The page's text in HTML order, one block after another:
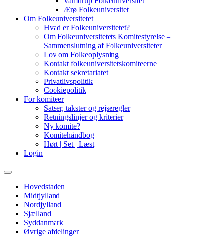
Ærø Folkeuniversitet
Om Folkeuniversitetet
Hvad er Folkeuniversitetet?
Om Folkeuniversitetets Komitestyrelse –
Sammenslutning af Folkeuniversiteter
Lov om Folkeoplysning
Kontakt folkeuniversitetskomiteerne
Kontakt sekretariatet
Privatlivspolitik
Cookiepolitik
For komiteer
Satser, takster og rejseregler
Retningslinjer og kriterier
Ny komite?
Komitehåndbog
Hørt | Set | Læst
Login
Primary
Hovedstaden
Midtjylland
Nordjylland
Sjælland
Syddanmark
Øvrige afdelinger